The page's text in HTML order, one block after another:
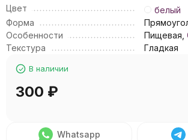
Цвет
белый
Форма
Особенности
Пищевая,
Текстура
Гладкая
В наличии
300 ₽
Whatsapp